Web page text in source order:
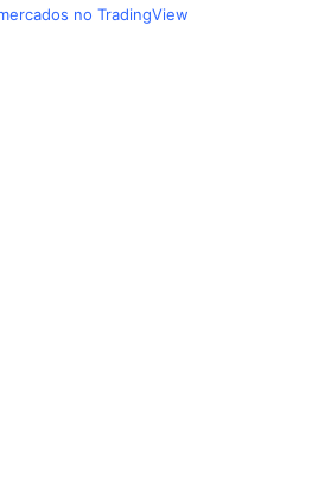
no TradingView